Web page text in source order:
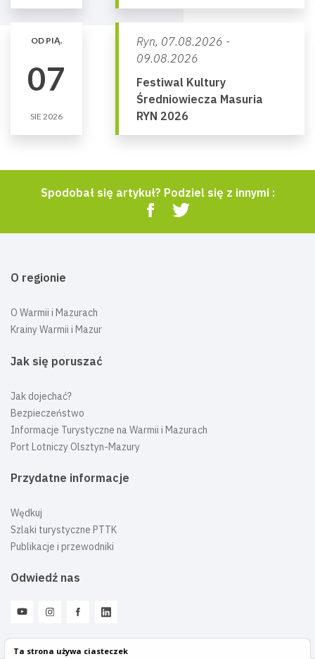
Ta strona używa ciasteczek
OD PIĄ.
07
SIE 2026
Ryn, 07.08.2026 -
09.08.2026
Festiwal Kultury
Średniowiecza Masuria
RYN 2026
Spodobał się artykuł? Podziel się z innymi :
O regionie
O Warmii i Mazurach
Krainy Warmii i Mazur
Jak się poruszać
Jak dojechać?
Bezpieczeństwo
Informacje Turystyczne na Warmii i Mazurach
Port Lotniczy Olsztyn-Mazury
Przydatne informacje
Wędkuj
Szlaki turystyczne PTTK
Publikacje i przewodniki
Odwiedź nas